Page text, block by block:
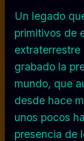
Un legado
primitivos de
extraterrestre
grabado la
mundo, que
desde hace
unos pocos
presencia de